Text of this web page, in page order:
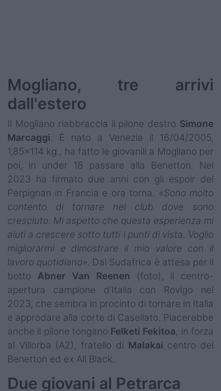
Mogliano, tre arrivi
dall'estero
Il Mogliano riabbraccia il pilone destro Simone
Marcaggi. È nato a Venezia il 16/04/2005,
1,85x114 kg., ha fatto le giovanili a Mogliano per
poi, in under 18 passare alla Benetton. Nel
2023 ha firmato due anni con gli espoir del
Perpignan in Francia e ora torna. «Sono molto
contento di tornare nel club dove sono
cresciuto. Mi aspetto che questa esperienza mi
aiuti a crescere sotto tutti i punti di vista. Voglio
migliorarmi e dimostrare il mio valore con il
lavoro quotidiano». Dal Sudafrica è attesa per il
botto Abner Van Reenen (foto), il centro-
apertura campione d'Italia con Rovigo nel
2023, che sembra in procinto di tornare in Italia
e approdare alla corte di Casellato. Piacerebbe
anche il pilone tongano Felketi Fekitoa, in forza
al Villorba (A2), fratello di Malakai centro del
Benetton ed ex All Black.
Due giovani al Petrarca